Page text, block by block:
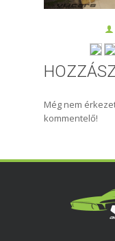
Még nem
kommentelő!